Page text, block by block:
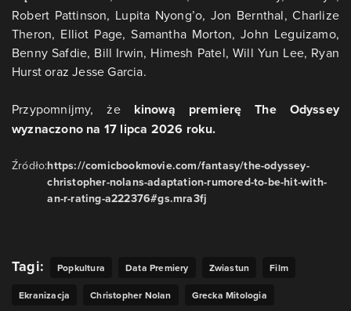
Robert Pattinson, Lupita Nyong’o, Jon Bernthal, Charlize
Theron, Elliot Page, Samantha Morton, John Leguizamo,
Benny Safdie, Bill Irwin, Himesh Patel, Will Yun Lee, Ryan
Hurst oraz Jesse Garcia.
Przypomnijmy, że kinową premierę The Odyssey
wyznaczono na 17 lipca 2026 roku.
Źródło:https://comicbookmovie.com/fantasy/the-odyssey-
christopher-nolans-adaptation-rumored-to-be-hit-with-
an-r-rating-a222376#gs.mra3fj
Tagi: Popkultura Data Premiery Zwiastun Film
Ekranizacja Christopher Nolan Grecka Mitologia